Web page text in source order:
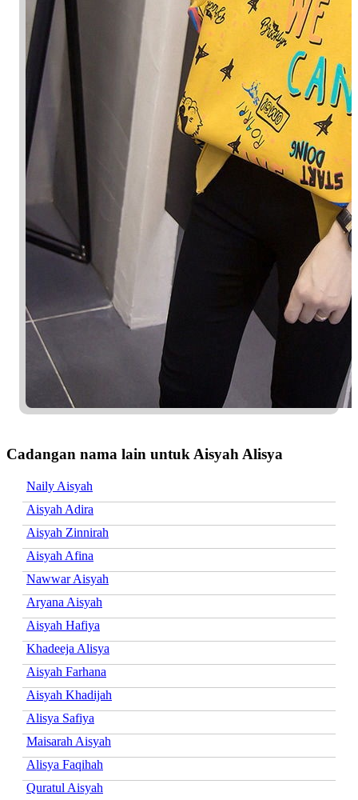
Cadangan nama lain untuk Aisyah Alisya
Naily Aisyah
Aisyah Adira
Aisyah Zinnirah
Aisyah Afina
Nawwar Aisyah
Aryana Aisyah
Aisyah Hafiya
Khadeeja Alisya
Aisyah Farhana
Aisyah Khadijah
Alisya Safiya
Maisarah Aisyah
Alisya Faqihah
Quratul Aisyah